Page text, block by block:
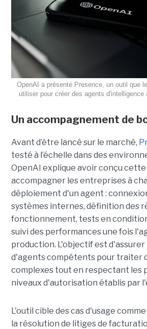
OpenAI a présenté Presence, un outil que
utiliser pour créer des agents d'intelligence
Un accompagnement de
Avant d’être lancé sur le marché,
testé à l’échelle dans des
OpenAI explique avoir conçu
accompagner les entreprises à
déploiement d'un agent :
systèmes internes, définition des
fonctionnement, tests en
suivi des performances une fois
production. L'objectif est d'assurer
d'agents compétents pour traiter
complexes tout en respectant les
niveaux d'autorisation établis par
L'outil cible des cas d'usage
la résolution de litiges de